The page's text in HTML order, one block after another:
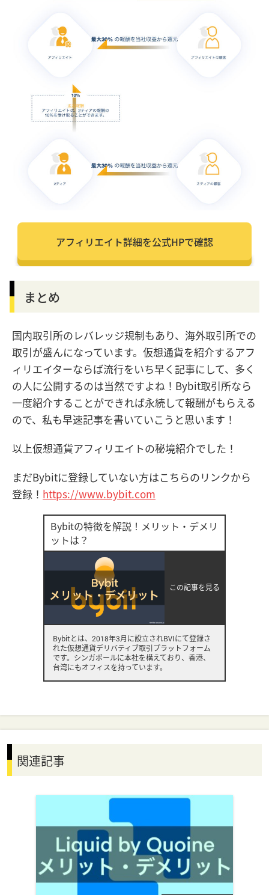
アフィリエイト詳細を公式HPで確認
まとめ
国内取引所のレバレッジ規制もあり、海外取引所での
取引が盛んになっています。仮想通貨を紹介するアフ
ィリエイターならば流行をいち早く記事にして、多く
の人に公開するのは当然ですよね！Bybit取引所なら
一度紹介することができれば永続して報酬がもらえる
ので、私も早速記事を書いていこうと思います！
以上仮想通貨アフィリエイトの秘境紹介でした！
まだBybitに登録していない方はこちらのリンクから
登録！ https://www.bybit.com
Bybitの特徴を解説！メリット・デメリ
ットは？
この記事を見る
Bybitとは、2018年3月に設立されBVIにて登録さ
れた仮想通貨デリバティブ取引プラットフォーム
です。シンガポールに本社を構えており、香港、
台湾にもオフィスを持っています。
関連記事